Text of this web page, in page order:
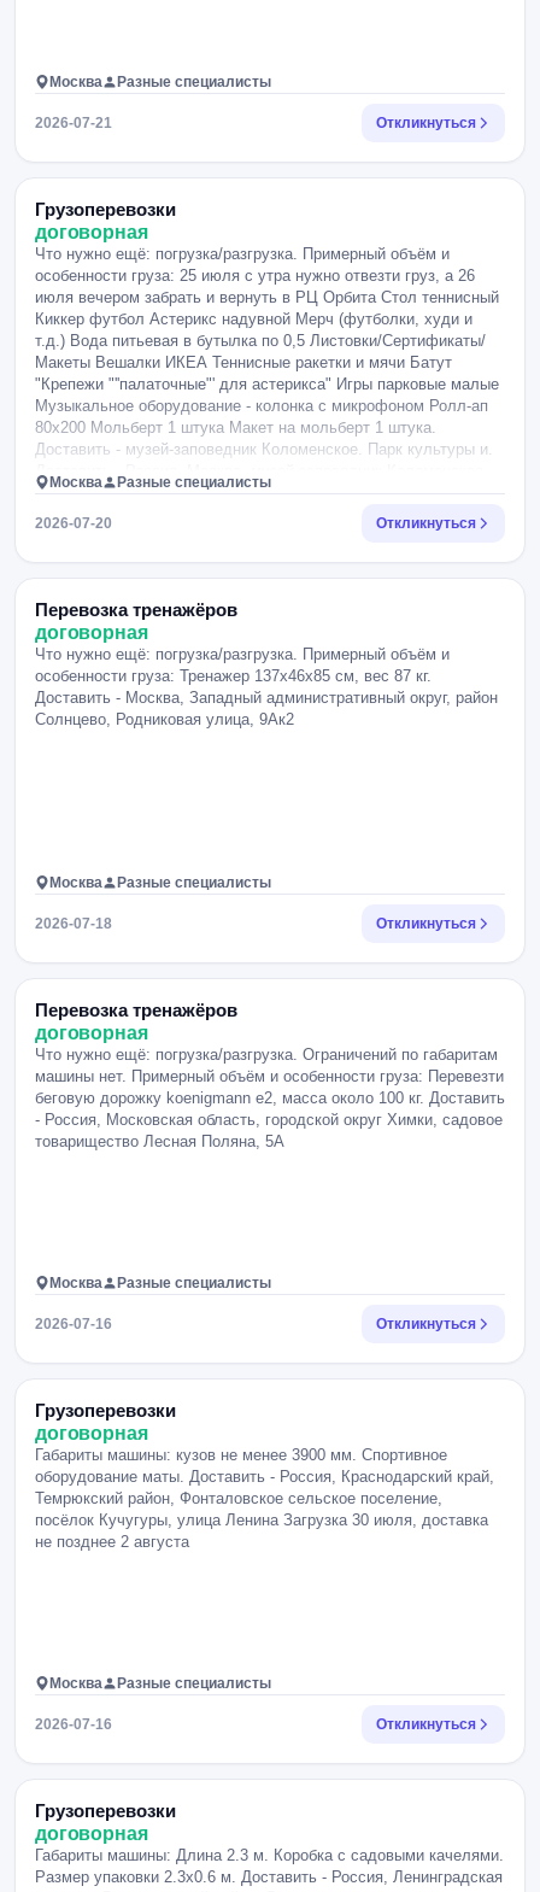
Москва Разные специалисты
2026-07-21 Откликнуться
Грузоперевозки
договорная
Что нужно ещё: погрузка/разгрузка. Примерный объём и
особенности груза: 25 июля с утра нужно отвезти груз, а 26
июля вечером забрать и вернуть в РЦ Орбита Стол теннисный
Киккер футбол Астерикс надувной Мерч (футболки, худи и
т.д.) Вода питьевая в бутылка по 0,5 Листовки/Сертификаты/
Макеты Вешалки ИКЕА Теннисные ракетки и мячи Батут
"Крепежи "''палаточные"' для астерикса" Игры парковые малые
Музыкальное оборудование - колонка с микрофоном Ролл-ап
80х200 Мольберт 1 штука Макет на мольберт 1 штука.
Доставить - музей-заповедник Коломенское. Парк культуры и.
Доставить - Россия, Москва, музей-заповедник Коломенское
Москва Разные специалисты
2026-07-20 Откликнуться
Перевозка тренажёров
договорная
Что нужно ещё: погрузка/разгрузка. Примерный объём и
особенности груза: Тренажер 137x46x85 см, вес 87 кг.
Доставить - Москва, Западный административный округ, район
Солнцево, Родниковая улица, 9Ак2
Москва Разные специалисты
2026-07-18 Откликнуться
Перевозка тренажёров
договорная
Что нужно ещё: погрузка/разгрузка. Ограничений по габаритам
машины нет. Примерный объём и особенности груза: Перевезти
беговую дорожку koenigmann e2, масса около 100 кг. Доставить
- Россия, Московская область, городской округ Химки, садовое
товарищество Лесная Поляна, 5А
Москва Разные специалисты
2026-07-16 Откликнуться
Грузоперевозки
договорная
Габариты машины: кузов не менее 3900 мм. Спортивное
оборудование маты. Доставить - Россия, Краснодарский край,
Темрюкский район, Фонталовское сельское поселение,
посёлок Кучугуры, улица Ленина Загрузка 30 июля, доставка
не позднее 2 августа
Москва Разные специалисты
2026-07-16 Откликнуться
Грузоперевозки
договорная
Габариты машины: Длина 2.3 м. Коробка с садовыми качелями.
Размер упаковки 2.3х0.6 м. Доставить - Россия, Ленинградская